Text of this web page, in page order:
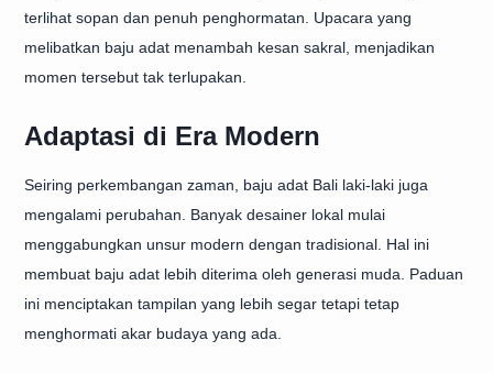
terlihat sopan dan penuh penghormatan. Upacara yang
melibatkan baju adat menambah kesan sakral, menjadikan
momen tersebut tak terlupakan.
Adaptasi di Era Modern
Seiring perkembangan zaman, baju adat Bali laki-laki juga
mengalami perubahan. Banyak desainer lokal mulai
menggabungkan unsur modern dengan tradisional. Hal ini
membuat baju adat lebih diterima oleh generasi muda. Paduan
ini menciptakan tampilan yang lebih segar tetapi tetap
menghormati akar budaya yang ada.